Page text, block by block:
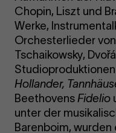
Chopin, Liszt und
Werke,
Orchesterlieder
Tschaikowsky,
Hollander,
BeethovensFidelio
unter der
Barenboim,